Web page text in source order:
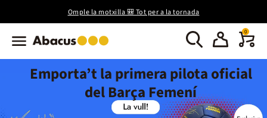
Omple la motxilla 🎒 Tot per a la tornada
0
Emporta’t la primera pilota oficial
del Barça Femení